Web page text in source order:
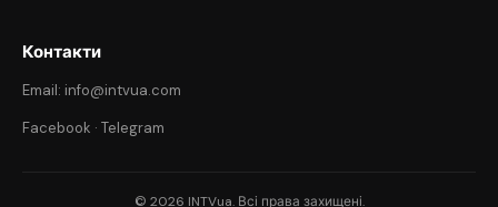
Контакти
Email: info@intvua.com
Facebook · Telegram
© 2026 INTVua. Всі права захищені.